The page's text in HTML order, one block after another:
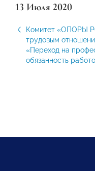
13 Июля 2020
Комитет «ОПОРЫ
трудовым
«Переход на
обязанность